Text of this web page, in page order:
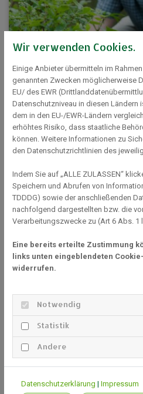
Grüner Klimaheld oder
werden – als Teil der
Gartenbau
Du suchst nach einem
Engagement gegen den
und Naturschutz mit einbringen
Zierpflanzengärtner oder
Wir verwenden Cookies.
Einige Anbieter übermitteln im
genannten Zwecken möglicherweise
EU/ des EWR
Datenschutzniveau in diesen
dem in den EU-/EWR-Ländern
erhöhtes Risiko, dass staatliche
können. Weitere Informationen zu
den Datenschutzrichtlinien des
Indem Sie auf „ALLE ZULASSEN“
Speichern und Abrufen von
TDDDG) sowie der anschließenden
nachfolgend dargestellten bzw. die
Verarbeitungszwecke zu (Art 6 Abs. 1
Eine bereits erteilte Zustimmung
links unten eingeblendeten
widerrufen.
Notwendig
Statistik
Andere
Datenschutzerklärung | Impressum